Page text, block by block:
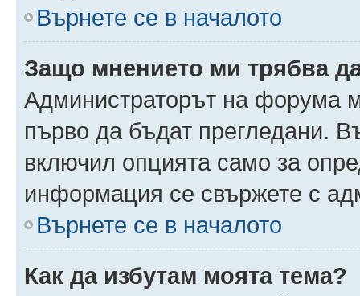
Върнете се в началото
Защо мнението ми трябва
Администраторът на форума
първо да бъдат прегледани.
включил опцията само за
информация се свържете с
Върнете се в началото
Как да избутам моята тема?